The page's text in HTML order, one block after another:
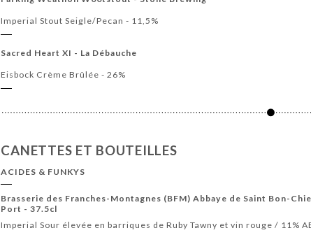
Imperial Stout Seigle/Pecan - 11,5%
Sacred Heart XI - La Débauche
Eisbock Crème Brûlée - 26%
CANETTES ET BOUTEILLES
ACIDES & FUNKYS
Brasserie des Franches-Montagnes (BFM) Abbaye de Saint Bon-
Port - 37.5cl
Imperial Sour élevée en barriques de Ruby Tawny et vin rouge / 11%